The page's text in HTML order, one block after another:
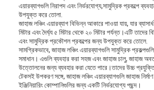
এয়ারব্যাগগুলি নিরাপদ এবং নির্ভরযোগ্য,সামুদ্রিক প্রকল্পে
উপযুক্ত করে তোলা.
জাহাজ লঞ্চিং এয়ারব্যাগ বিভিন্ন আকারে পাওয়া যায়, যার
মিটার এবং দৈর্ঘ্য ৫ মিটার থেকে ২০ মিটার পর্যন্ত।এটি তাদের
এবং সামুদ্রিক প্রকৌশল প্রকল্পের জন্য উপযুক্ত করে তোলে.
সামগ্রিকভাবে, জাহাজ লঞ্চিং এয়ারব্যাগগুলি সামুদ্রিক
সমাধান। এগুলি ব্যবহার করা সহজ এবং জাহাজ চালু, জাহাজ
উত্তোলনের জন্য ব্যবহার করা যেতে পারে।তাদের উচ্চ
টেকসই উপকরণ সঙ্গে, জাহাজ লঞ্চিং এয়ারব্যাগগুলি জাহাজ
ইঞ্জিনিয়ারিং কোম্পানিগুলির জন্য একটি নির্ভরযোগ্য পছন্দ।